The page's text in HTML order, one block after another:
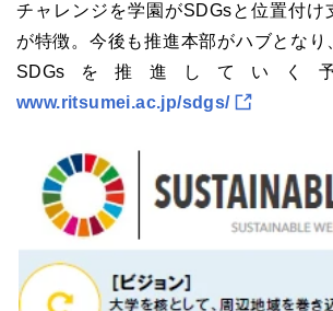
チャレンジを学園がSDGsと位置付け
が特徴。今後も推進本部がハブとなり
SDGsを推進してい
www.ritsumei.ac.jp/sdgs/